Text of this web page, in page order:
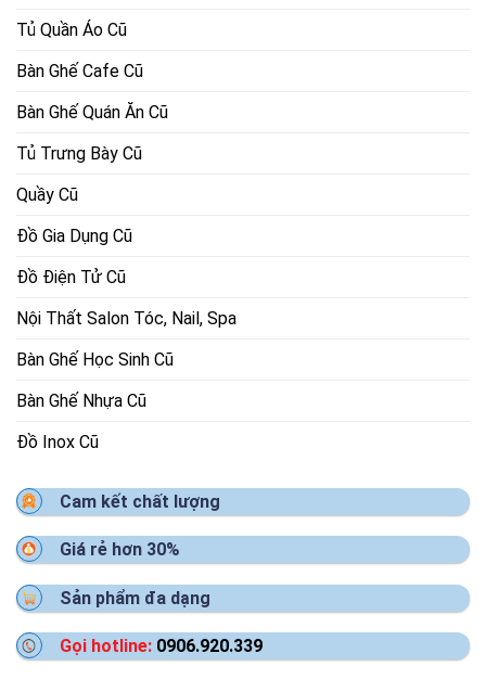
Tủ Quần Áo Cũ
Bàn Ghế Cafe Cũ
Bàn Ghế Quán Ăn Cũ
Tủ Trưng Bày Cũ
Quầy Cũ
Đồ Gia Dụng Cũ
Đồ Điện Tử Cũ
Nội Thất Salon Tóc, Nail, Spa
Bàn Ghế Học Sinh Cũ
Bàn Ghế Nhựa Cũ
Đồ Inox Cũ
Cam kết chất lượng
Giá rẻ hơn 30%
Sản phẩm đa dạng
Gọi hotline: 0906.920.339